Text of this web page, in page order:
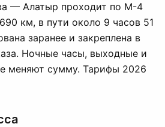
— Алатыр проходит по М-4
км, в пути около 9 часов 51
заранее и закреплена в
Ночные часы, выходные и
меняют сумму. Тарифы 2026